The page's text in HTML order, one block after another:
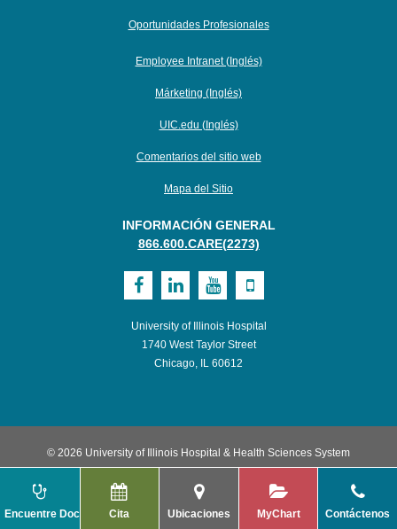
Oportunidades Profesionales
Employee Intranet (Inglés)
Márketing (Inglés)
UIC.edu (Inglés)
Comentarios del sitio web
Mapa del Sitio
INFORMACIÓN GENERAL
866.600.CARE(2273)
Visit
Health
on
Visit
Health
on
Visit
Health
on
Visit
Health
University of Illinois Hospital
1740 West Taylor Street
Chicago, IL 60612
© 2026 University of Illinois Hospital & Health Sciences System
Encuentre Doctor Cita Ubicaciones MyChart Contáctenos